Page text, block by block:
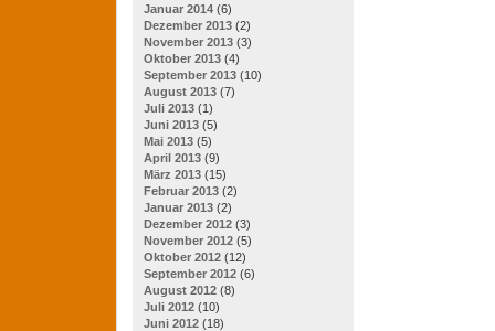
Januar 2014 (6)
Dezember 2013 (2)
November 2013 (3)
Oktober 2013 (4)
September 2013 (10)
August 2013 (7)
Juli 2013 (1)
Juni 2013 (5)
Mai 2013 (5)
April 2013 (9)
März 2013 (15)
Februar 2013 (2)
Januar 2013 (2)
Dezember 2012 (3)
November 2012 (5)
Oktober 2012 (12)
September 2012 (6)
August 2012 (8)
Juli 2012 (10)
Juni 2012 (18)